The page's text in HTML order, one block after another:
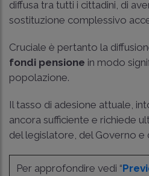
diffusa tra tutti i cittadini, di
sostituzione complessivo
Cruciale è pertanto la
fondi pensione in modo
popolazione.
Il tasso di adesione attuale,
ancora sufficiente e richiede
del legislatore, del Governo e
Per approfondire vedi “